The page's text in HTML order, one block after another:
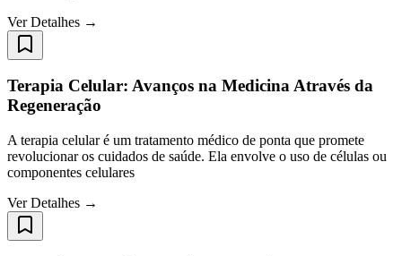
Ver Detalhes →
Terapia Celular: Avanços na Medicina Através da
Regeneração
A terapia celular é um tratamento médico de ponta que promete
revolucionar os cuidados de saúde. Ela envolve o uso de células ou
componentes celulares
Ver Detalhes →